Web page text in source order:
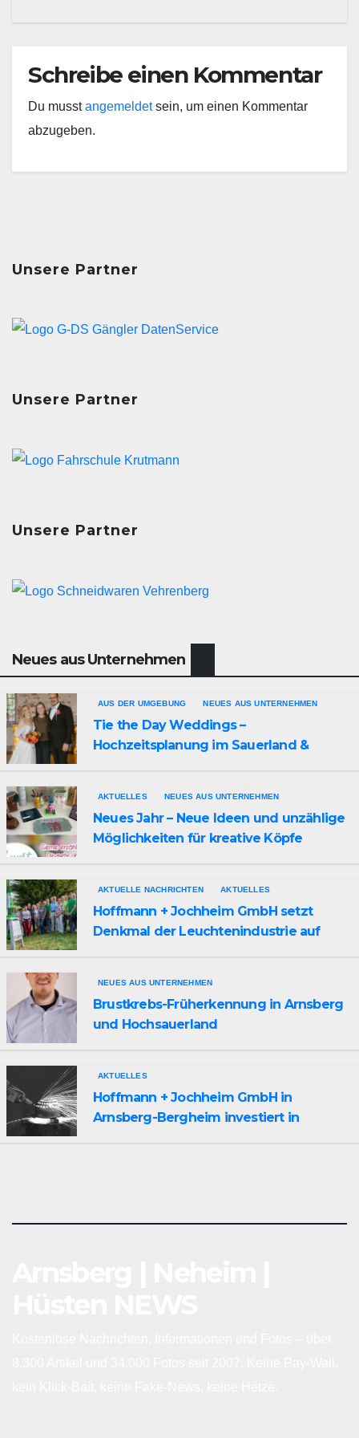
Schreibe einen Kommentar
Du musstangemeldetsein, um einen Kommentar
abzugeben.
Unsere Partner
Unsere Partner
Unsere Partner
Neues aus Unternehmen
AUS DER UMGEBUNG NEUES AUS UNTERNEHMEN
Tie the Day Weddings –
Hochzeitsplanung im Sauerland &
AKTUELLES NEUES AUS UNTERNEHMEN
Neues Jahr – Neue Ideen und unzählige
Möglichkeiten für kreative Köpfe
AKTUELLE NACHRICHTEN AKTUELLES
Hoffmann + Jochheim GmbH setzt
Denkmal der Leuchtenindustrie auf
NEUES AUS UNTERNEHMEN
Brustkrebs-Früherkennung in Arnsberg
und Hochsauerland
AKTUELLES
Hoffmann + Jochheim GmbH in
Arnsberg-Bergheim investiert in